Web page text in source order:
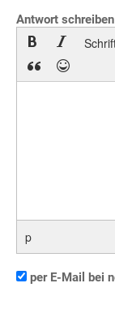
Antwort schreiben
p
per E-Mail bei